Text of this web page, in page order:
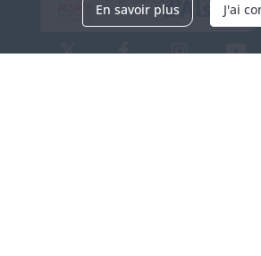
En savoir plus J'ai